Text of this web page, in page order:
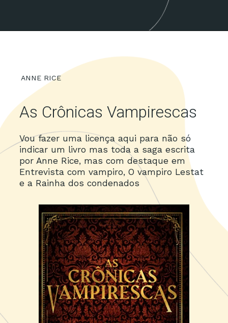
Vou fazer uma licença aqui para não só
indicar um livro mas toda a saga escrita
por Anne Rice, mas com destaque em
Entrevista com vampiro, O vampiro Lestat
e a Rainha dos condenados
As Crônicas Vampirescas
ANNE RICE